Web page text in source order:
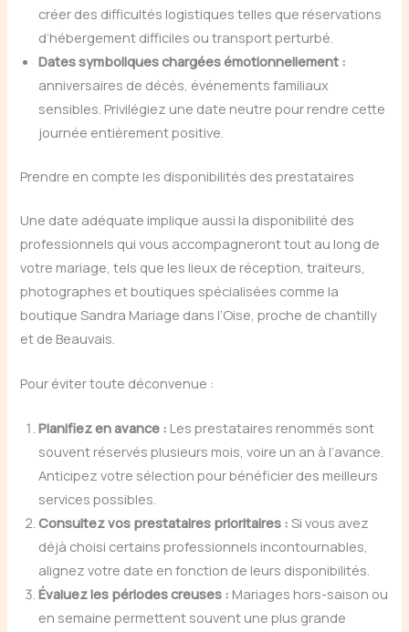
créer des difficultés logistiques telles que réservations
d’hébergement difficiles ou transport perturbé.
Dates symboliques chargées émotionnellement :
anniversaires de décès, événements familiaux
sensibles. Privilégiez une date neutre pour rendre cette
journée entièrement positive.
Prendre en compte les disponibilités des prestataires
Une date adéquate implique aussi la disponibilité des
professionnels qui vous accompagneront tout au long de
votre mariage, tels que les lieux de réception, traiteurs,
photographes et boutiques spécialisées comme la
boutique Sandra Mariage dans l’Oise, proche de chantilly
et de Beauvais.
Pour éviter toute déconvenue :
Planifiez en avance : Les prestataires renommés sont
souvent réservés plusieurs mois, voire un an à l’avance.
Anticipez votre sélection pour bénéficier des meilleurs
services possibles.
Consultez vos prestataires prioritaires : Si vous avez
déjà choisi certains professionnels incontournables,
alignez votre date en fonction de leurs disponibilités.
Évaluez les périodes creuses : Mariages hors-saison ou
en semaine permettent souvent une plus grande